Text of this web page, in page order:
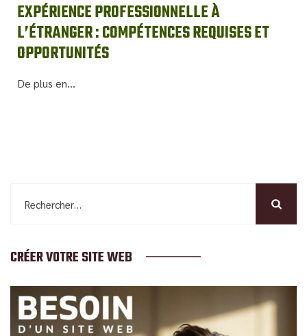
EXPÉRIENCE PROFESSIONNELLE À
L’ÉTRANGER : COMPÉTENCES REQUISES ET
OPPORTUNITÉS
De plus en...
CRÉER VOTRE SITE WEB